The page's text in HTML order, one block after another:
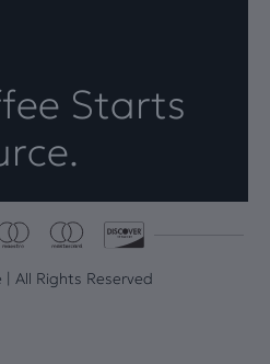
Starts
All Rights Reserved